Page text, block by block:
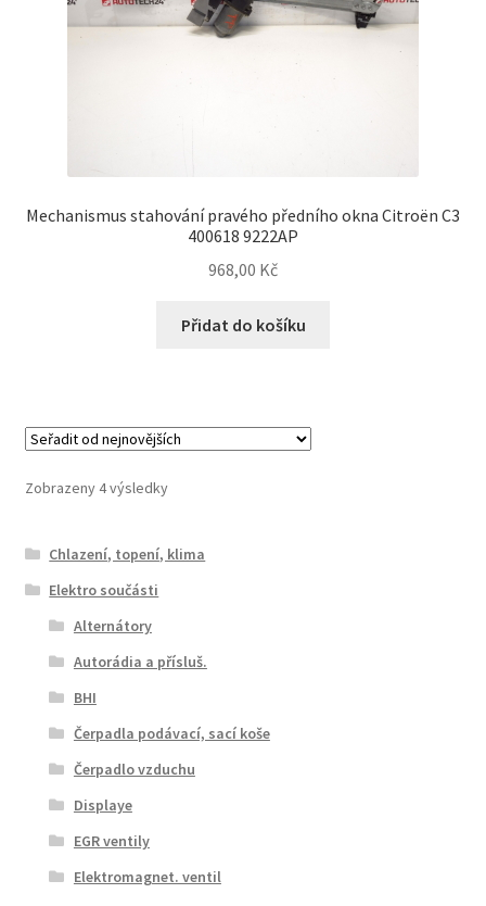
Mechanismus stahování pravého předního okna Citroën C3
400618 9222AP
968,00 Kč
Přidat do košíku
Zobrazeny 4 výsledkySeřazeno
Chlazení, topení, klima
Elektro součásti
Alternátory
Autorádia a přísluš.
BHI
Čerpadla podávací, sací koše
Čerpadlo vzduchu
Displaye
EGR ventily
Elektromagnet. ventil